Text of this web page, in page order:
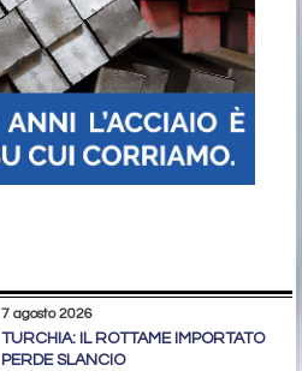
7 agosto 2026
TURCHIA: IL ROTTAME IMPORTATO
PERDE SLANCIO